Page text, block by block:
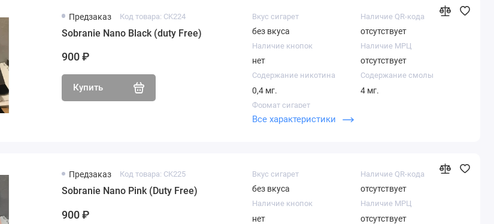
Предзаказ Код товара: CK224
Sobranie Nano Black (duty Free)
900 ₽
Купить
Вкус сигарет
без вкуса
Наличие QR-кода
отсутствует
Наличие кнопок
нет
Наличие МРЦ
отсутствует
Содержание никотина
0,4 мг.
Содержание смолы
4 мг.
Формат сигарет
Нано
Все характеристики
Предзаказ Код товара: CK225
Sobranie Nano Pink (Duty Free)
900 ₽
Вкус сигарет
без вкуса
Наличие QR-кода
отсутствует
Наличие кнопок
нет
Наличие МРЦ
отсутствует